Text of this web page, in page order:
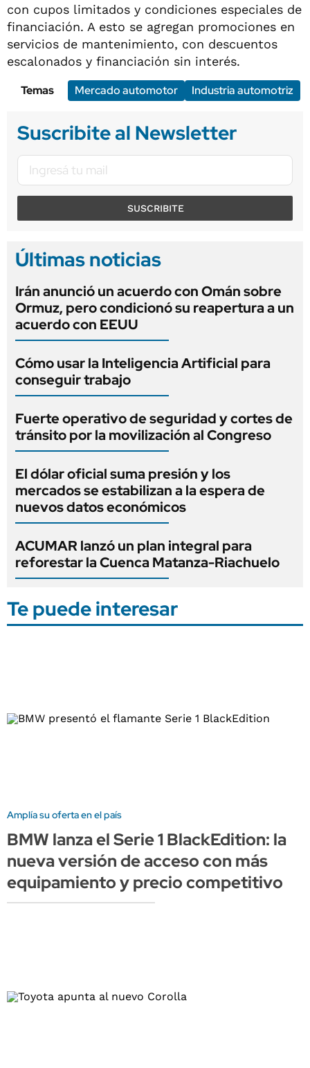
con cupos limitados y condiciones especiales de
financiación. A esto se agregan promociones en
servicios de mantenimiento, con descuentos
escalonados y financiación sin interés.
Temas
Mercado automotor Industria automotriz
Suscribite al Newsletter
SUSCRIBITE
Últimas noticias
Irán anunció un acuerdo con Omán sobre
Ormuz, pero condicionó su reapertura a un
acuerdo con EEUU
Cómo usar la Inteligencia Artificial para
conseguir trabajo
Fuerte operativo de seguridad y cortes de
tránsito por la movilización al Congreso
El dólar oficial suma presión y los
mercados se estabilizan a la espera de
nuevos datos económicos
ACUMAR lanzó un plan integral para
reforestar la Cuenca Matanza-Riachuelo
Te puede interesar
Amplía su oferta en el país
BMW lanza el Serie 1 BlackEdition: la
nueva versión de acceso con más
equipamiento y precio competitivo